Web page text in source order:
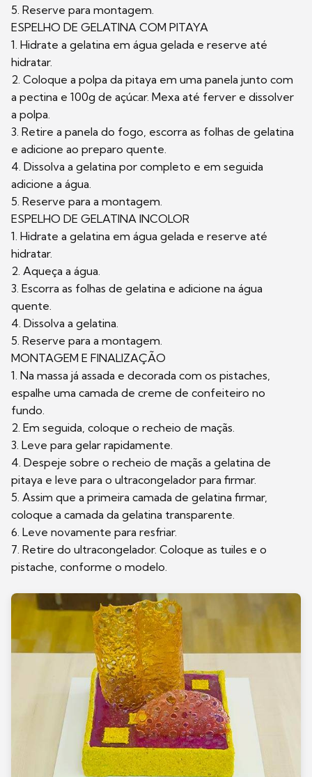
5. Reserve para montagem.
ESPELHO DE GELATINA COM PITAYA
1. Hidrate a gelatina em água gelada e reserve até
hidratar.
2. Coloque a polpa da pitaya em uma panela junto com
a pectina e 100g de açúcar. Mexa até ferver e dissolver
a polpa.
3. Retire a panela do fogo, escorra as folhas de gelatina
e adicione ao preparo quente.
4. Dissolva a gelatina por completo e em seguida
adicione a água.
5. Reserve para a montagem.
ESPELHO DE GELATINA INCOLOR
1. Hidrate a gelatina em água gelada e reserve até
hidratar.
2. Aqueça a água.
3. Escorra as folhas de gelatina e adicione na água
quente.
4. Dissolva a gelatina.
5. Reserve para a montagem.
MONTAGEM E FINALIZAÇÃO
1. Na massa já assada e decorada com os pistaches,
espalhe uma camada de creme de confeiteiro no
fundo.
2. Em seguida, coloque o recheio de maçãs.
3. Leve para gelar rapidamente.
4. Despeje sobre o recheio de maçãs a gelatina de
pitaya e leve para o ultracongelador para firmar.
5. Assim que a primeira camada de gelatina firmar,
coloque a camada da gelatina transparente.
6. Leve novamente para resfriar.
7. Retire do ultracongelador. Coloque as tuiles e o
pistache, conforme o modelo.